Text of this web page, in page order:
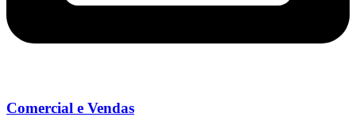
Comercial e Vendas